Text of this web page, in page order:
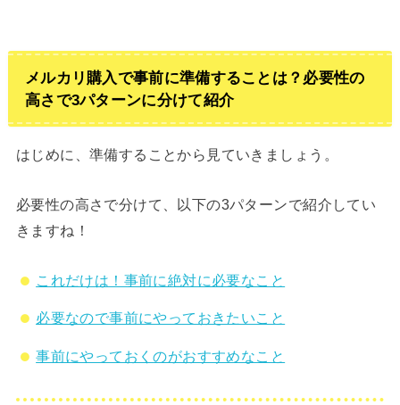
メルカリ購入で事前に準備することは？必要性の
高さで3パターンに分けて紹介
はじめに、準備することから見ていきましょう。
必要性の高さで分けて、以下の3パターンで紹介してい
きますね！
これだけは！事前に絶対に必要なこと
必要なので事前にやっておきたいこと
事前にやっておくのがおすすめなこと